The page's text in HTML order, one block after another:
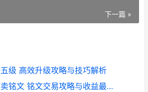
下一篇 »
级 高效升级攻略与技巧解析
王者荣耀中如何卖铭文 铭文交易攻略与收益最大化技巧